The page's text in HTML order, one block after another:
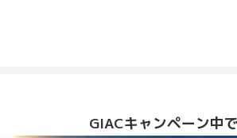
GIACキャンペーン中